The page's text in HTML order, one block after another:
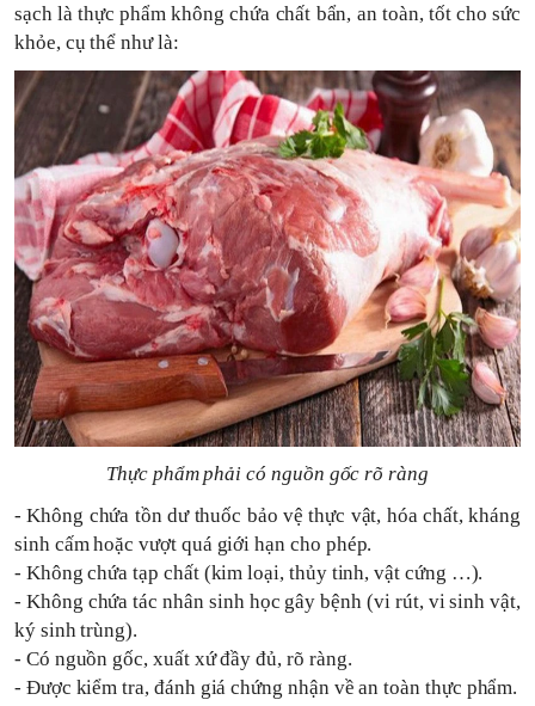
sạch là thực phẩm không chứa chất bẩn, an toàn, tốt cho sức
khỏe, cụ thể như là:
Thực phẩm phải có nguồn gốc rõ ràng
- Không chứa tồn dư thuốc bảo vệ thực vật, hóa chất, kháng
sinh cấm hoặc vượt quá giới hạn cho phép.
- Không chứa tạp chất (kim loại, thủy tinh, vật cứng …).
- Không chứa tác nhân sinh học gây bệnh (vi rút, vi sinh vật,
ký sinh trùng).
- Có nguồn gốc, xuất xứ đầy đủ, rõ ràng.
- Được kiểm tra, đánh giá chứng nhận về an toàn thực phẩm.